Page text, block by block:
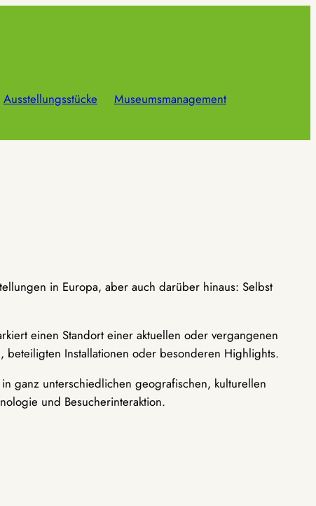
Ausstellungsstücke
Museumsmanagement
in Europa, aber auch darüber hinaus: Selbst
einen Standort einer aktuellen oder vergangenen
beteiligten Installationen oder besonderen Highlights.
ganz unterschiedlichen geografischen, kulturellen
und Besucherinteraktion.